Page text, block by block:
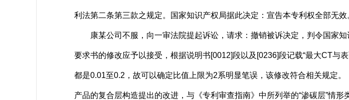
利法第二条第三款之规定。国家知识产权局据此决定：宣告本专利权全部无效
康某公司不服，向一审法院提起诉讼，请求：撤销被诉决定，判令国家知
要求书的修改应予以接受，根据说明书[0012]段以及[0236]段记载“最大CT与
都是0.01至0.2，故可以确定比值上限为2系明显笔误，该修改符合相关规定
产品的复合层构造提出的改进，与《专利审查指南》中所列举的“渗碳层”情